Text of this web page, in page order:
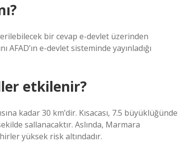
bir cevap e-devlet üzerinden
e-devlet sisteminde yayınladığı
etkilenir?
kadar 30 km’dir. Kısacası, 7.5 büyüklüğünde
sallanacaktır. Aslında, Marmara
yüksek risk altındadır.